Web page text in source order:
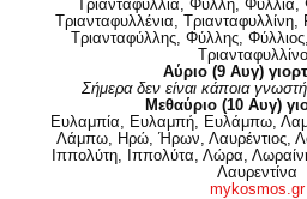
Τριανταφυλλιά, Φύλλη, Φύλλια,
Τριανταφυλλένια,
Τριανταφύλλης, Φύλλης,
Αύριο (9 Αυγ)
Σήμερα δεν είναι κάποια
Μεθαύριο (10 Αυγ)
Ευλαμπία, Ευλαμπή, Ευλάμπω,
Λάμπω, Ηρώ, Ήρων, Λαυρέντιος,
Ιππολύτη, Ιππολύτα, Λώρα,
Λαυρεντίνα
mykosmos.gr